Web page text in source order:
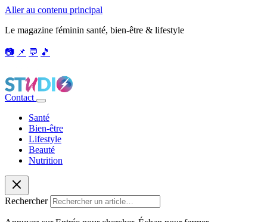
Aller au contenu principal
Le magazine féminin santé, bien-être & lifestyle
📷 📌 💬 🎵
Contact
Santé
Bien-être
Lifestyle
Beauté
Nutrition
Rechercher